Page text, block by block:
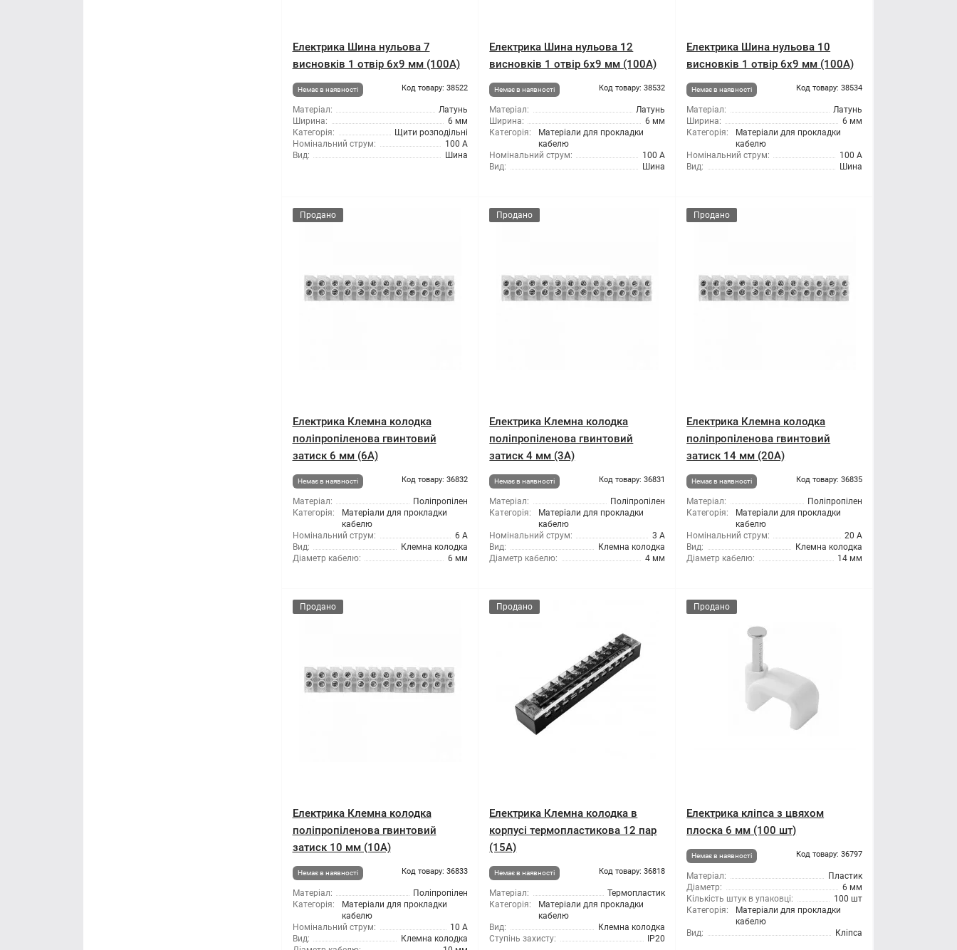
Електрика Шина нульова 7
висновків 1 отвір 6x9 мм (100A)
Немає в наявності Код товару: 38522
Матеріал:
Латунь
Ширина:
6 мм
Категорія:
Щити розподільні
Номінальний струм:
100 А
Вид:
Шина
Електрика Шина нульова 12
висновків 1 отвір 6x9 мм (100A)
Немає в наявності Код товару: 38532
Матеріал:
Латунь
Ширина:
6 мм
Категорія:
Матеріали для прокладки
кабелю
Номінальний струм:
100 А
Вид:
Шина
Електрика Шина нульова 10
висновків 1 отвір 6x9 мм (100A)
Немає в наявності Код товару: 38534
Матеріал:
Латунь
Ширина:
6 мм
Категорія:
Матеріали для прокладки
кабелю
Номінальний струм:
100 А
Вид:
Шина
Продано
Електрика Клемна колодка
поліпропіленова гвинтовий
затиск 6 мм (6А)
Немає в наявності Код товару: 36832
Матеріал:
Поліпропілен
Категорія:
Матеріали для прокладки
кабелю
Номінальний струм:
6 А
Вид:
Клемна колодка
Діаметр кабелю:
6 мм
Продано
Електрика Клемна колодка
поліпропіленова гвинтовий
затиск 4 мм (3А)
Немає в наявності Код товару: 36831
Матеріал:
Поліпропілен
Категорія:
Матеріали для прокладки
кабелю
Номінальний струм:
3 А
Вид:
Клемна колодка
Діаметр кабелю:
4 мм
Продано
Електрика Клемна колодка
поліпропіленова гвинтовий
затиск 14 мм (20А)
Немає в наявності Код товару: 36835
Матеріал:
Поліпропілен
Категорія:
Матеріали для прокладки
кабелю
Номінальний струм:
20 А
Вид:
Клемна колодка
Діаметр кабелю:
14 мм
Продано
Електрика Клемна колодка
поліпропіленова гвинтовий
затиск 10 мм (10А)
Немає в наявності Код товару: 36833
Матеріал:
Поліпропілен
Категорія:
Матеріали для прокладки
кабелю
Номінальний струм:
10 А
Вид:
Клемна колодка
Продано
Електрика Клемна колодка в
корпусі термопластикова 12 пар
(15А)
Немає в наявності Код товару: 36818
Матеріал:
Термопластик
Категорія:
Матеріали для прокладки
кабелю
Вид:
Клемна колодка
Ступінь захисту:
IP20
Продано
Електрика кліпса з цвяхом
плоска 6 мм (100 шт)
Немає в наявності Код товару: 36797
Матеріал:
Пластик
Діаметр:
6 мм
Кількість штук в упаковці:
100 шт
Категорія:
Матеріали для прокладки
кабелю
Вид:
Кліпса